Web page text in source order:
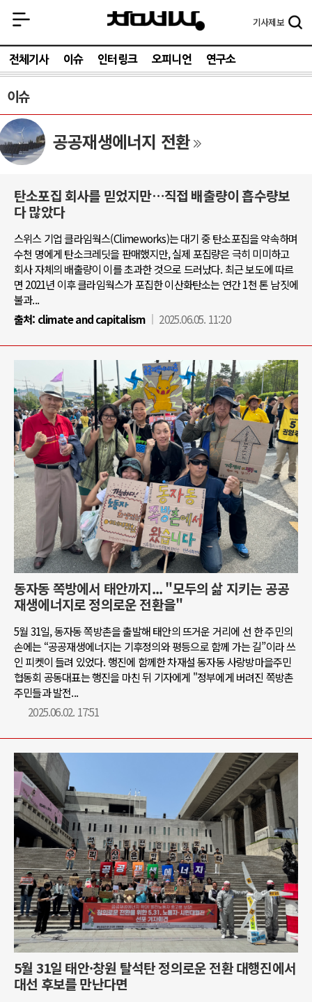
기사제보
전체기사 이슈 인터링크 오피니언 연구소
이슈
공공재생에너지 전환
탄소포집 회사를 믿었지만…직접 배출량이 흡수량보
다 많았다
스위스 기업 클라임웍스(Climeworks)는 대기 중 탄소포집을 약속하며
수천 명에게 탄소크레딧을 판매했지만, 실제 포집량은 극히 미미하고
회사 자체의 배출량이 이를 초과한 것으로 드러났다. 최근 보도에 따르
면 2021년 이후 클라임웍스가 포집한 이산화탄소는 연간 1천 톤 남짓에
불과...
출처: climate and capitalism 2025.06.05. 11:20
동자동 쪽방에서 태안까지... "모두의 삶 지키는 공공
재생에너지로 정의로운 전환을"
5월 31일, 동자동 쪽방촌을 출발해 태안의 뜨거운 거리에 선 한 주민의
손에는 “공공재생에너지는 기후정의와 평등으로 함께 가는 길”이라 쓰
인 피켓이 들려 있었다. 행진에 함께한 차재설 동자동 사랑방마을주민
협동회 공동대표는 행진을 마친 뒤 기자에게 "정부에게 버려진 쪽방촌
주민들과 발전...
2025.06.02. 17:51
5월 31일 태안·창원 탈석탄 정의로운 전환 대행진에서
대선 후보를 만난다면